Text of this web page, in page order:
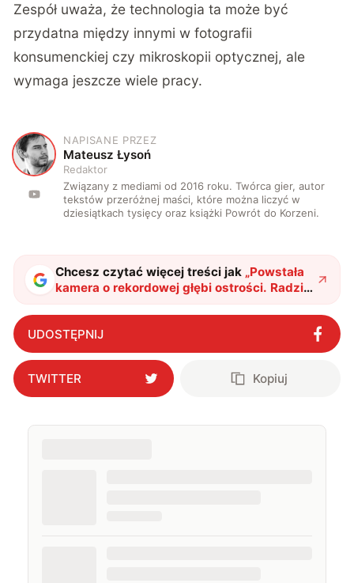
Zespół uważa, że technologia ta może być
przydatna między innymi w fotografii
konsumenckiej czy mikroskopii optycznej, ale
wymaga jeszcze wiele pracy.
M
NAPISANE PRZEZ
Mateusz Łysoń
Redaktor
Związany z mediami od 2016 roku. Twórca gier, autor
tekstów przeróżnej maści, które można liczyć w
dziesiątkach tysięcy oraz książki Powrót do Korzeni.
Chcesz czytać więcej treści jak „Powstała
kamera o rekordowej głębi ostrości. Radzi
sobie z dystansem od 3 do 170000 cm"?
UDOSTĘPNIJ
TWITTER Kopiuj